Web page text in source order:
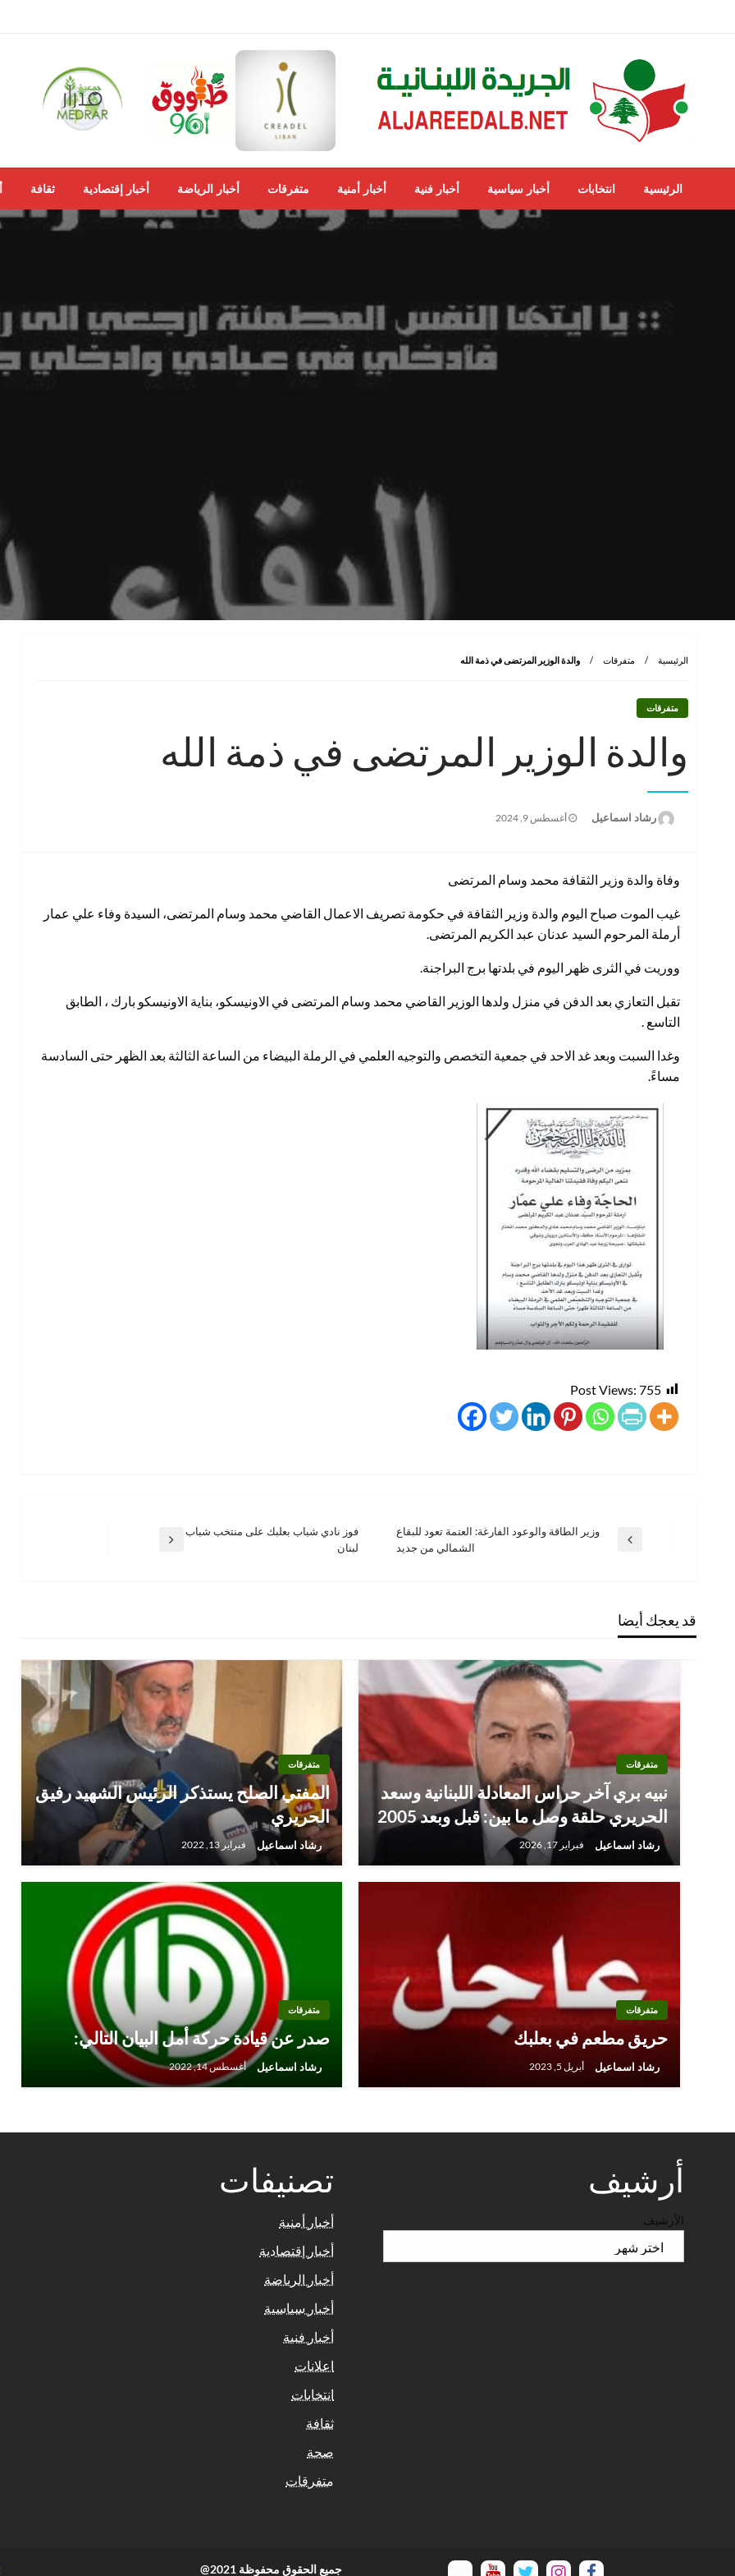
إلى
الجريدة اللبنانية
ALJAREEDALB.NET
الرئيسية انتخابات أخبار سياسية أخبار فنية أخبار أمنية متفرقات أخبار الرياضة أخبار إقتصادية ثقافة
الرئيسية متفرقات والدة الوزير المرتضى في ذمة الله
متفرقات
والدة الوزير المرتضى في ذمة الله
رشاد اسماعيل
نُشر
أغسطس 9, 2024
وفاة والدة وزير الثقافة محمد وسام المرتضى
غيب الموت صباح اليوم والدة وزير الثقافة في حكومة تصريف الاعمال القاضي محمد وسام المرتضى، السيدة وفاء علي عمار
أرملة المرحوم السيد عدنان عبد الكريم المرتضى.
ووريت في الثرى ظهر اليوم في بلدتها برج البراجنة.
تقبل التعازي بعد الدفن في منزل ولدها الوزير القاضي محمد وسام المرتضى في الاونيسكو، بناية الاونيسكو بارك ، الطابق
التاسع .
وغدا السبت وبعد غد الاحد في جمعية التخصص والتوجيه العلمي في الرملة البيضاء من الساعة الثالثة بعد الظهر حتى السادسة
مساءً.
Post Views: 755
تصفّح
المقالة
وزير الطاقة والوعود الفارغة: العتمة تعود للبقاع
الشمالي من جديد
المقالة
فوز نادي شباب بعلبك على منتخب شباب
لبنان
قد يعجك أيضا
متفرقات
نبيه بري آخر حراس المعادلة اللبنانية وسعد
الحريري حلقة وصل ما بين: قبل وبعد 2005
رشاد اسماعيل فبراير 17, 2026
متفرقات
المفتي الصلح يستذكر الرئيس الشهيد رفيق
الحريري
رشاد اسماعيل فبراير 13, 2022
متفرقات
حريق مطعم في بعلبك
رشاد اسماعيل أبريل 5, 2023
متفرقات
صدر عن قيادة حركة أمل البيان التالي:
رشاد اسماعيل أغسطس 14, 2022
أرشيف
الأرشيف
تصنيفات
أخبار أمنية
أخبار إقتصادية
أخبار الرياضة
أخبار سياسية
أخبار فنية
اعلانات
انتخابات
ثقافة
صحة
متفرقات
جميع الحقوق محفوظة 2021@